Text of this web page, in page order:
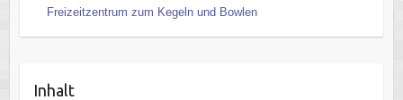
Freizeitzentrum zum Kegeln und Bowlen
Inhalt